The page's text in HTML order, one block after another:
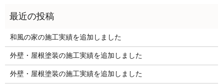
和風の家の施工実績を追加しました
外壁・屋根塗装の施工実績を追加しました
外壁・屋根塗装の施工実績を追加しました